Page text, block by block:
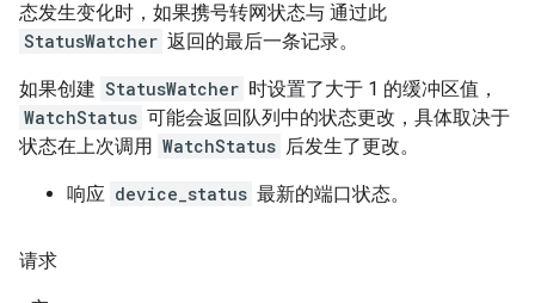
态发生变化时，如果携号转网状态与 通过此
StatusWatcher 返回的最后一条记录。
如果创建 StatusWatcher 时设置了大于 1 的缓冲区值，
WatchStatus 可能会返回队列中的状态更改，具体取决于
状态在上次调用 WatchStatus 后发生了更改。
响应 device_status 最新的端口状态。
请求